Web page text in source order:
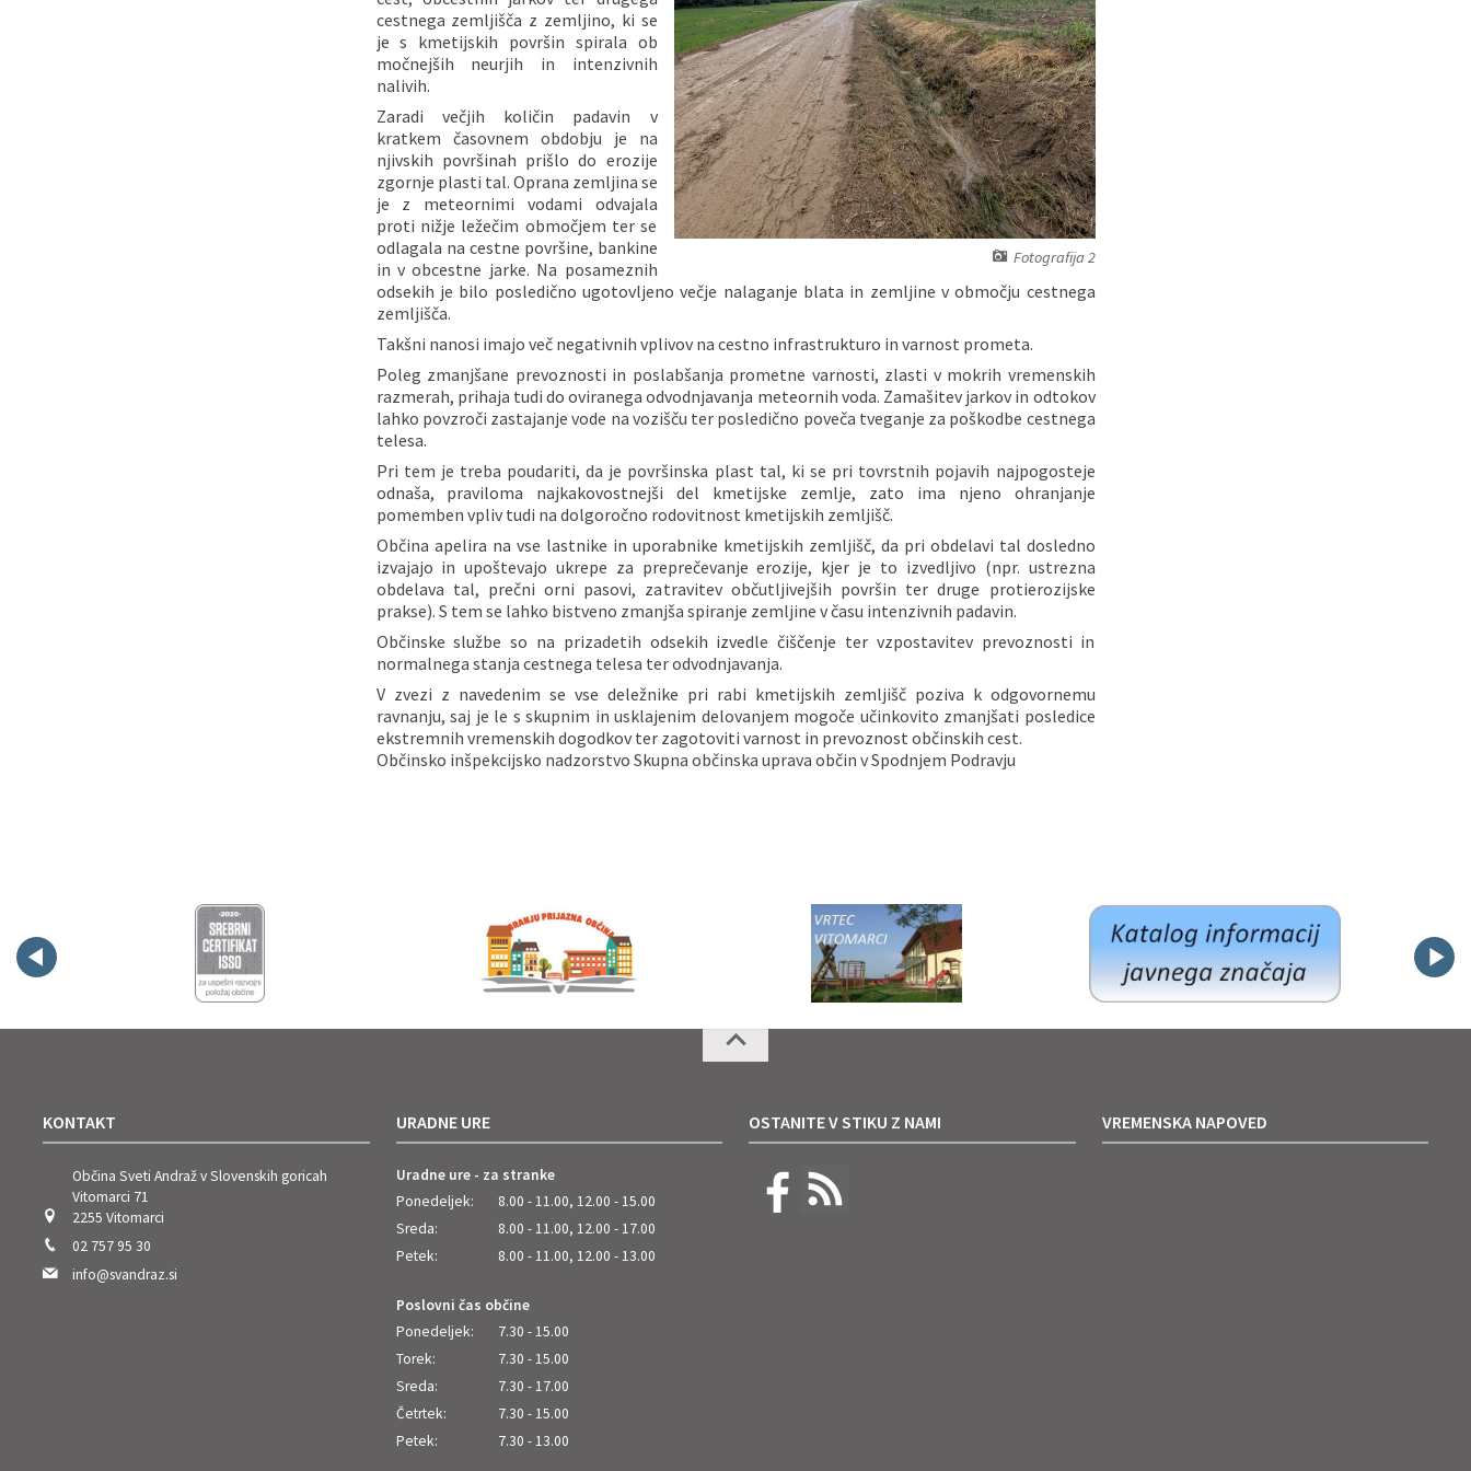
Fotografija 2
cestnega zemljišča z zemljino, ki se
je s kmetijskih površin spirala ob
močnejših neurjih in intenzivnih
nalivih.
Zaradi večjih količin padavin v
kratkem časovnem obdobju je na
njivskih površinah prišlo do erozije
zgornje plasti tal. Oprana zemljina se
je z meteornimi vodami odvajala
proti nižje ležečim območjem ter se
odlagala na cestne površine, bankine
in v obcestne jarke. Na posameznih
odsekih je bilo posledično ugotovljeno večje nalaganje blata in zemljine v območju cestnega
zemljišča.
Takšni nanosi imajo več negativnih vplivov na cestno infrastrukturo in varnost prometa.
Poleg zmanjšane prevoznosti in poslabšanja prometne varnosti, zlasti v mokrih vremenskih
razmerah, prihaja tudi do oviranega odvodnjavanja meteornih voda. Zamašitev jarkov in odtokov
lahko povzroči zastajanje vode na vozišču ter posledično poveča tveganje za poškodbe cestnega
telesa.
Pri tem je treba poudariti, da je površinska plast tal, ki se pri tovrstnih pojavih najpogosteje
odnaša, praviloma najkakovostnejši del kmetijske zemlje, zato ima njeno ohranjanje
pomemben vpliv tudi na dolgoročno rodovitnost kmetijskih zemljišč.
Občina apelira na vse lastnike in uporabnike kmetijskih zemljišč, da pri obdelavi tal dosledno
izvajajo in upoštevajo ukrepe za preprečevanje erozije, kjer je to izvedljivo (npr. ustrezna
obdelava tal, prečni orni pasovi, zatravitev občutljivejših površin ter druge protierozijske
prakse). S tem se lahko bistveno zmanjša spiranje zemljine v času intenzivnih padavin.
Občinske službe so na prizadetih odsekih izvedle čiščenje ter vzpostavitev prevoznosti in
normalnega stanja cestnega telesa ter odvodnjavanja.
V zvezi z navedenim se vse deležnike pri rabi kmetijskih zemljišč poziva k odgovornemu
ravnanju, saj je le s skupnim in usklajenim delovanjem mogoče učinkovito zmanjšati posledice
ekstremnih vremenskih dogodkov ter zagotoviti varnost in prevoznost občinskih cest.
Občinsko inšpekcijsko nadzorstvo Skupna občinska uprava občin v Spodnjem Podravju
KONTAKT
Občina Sveti Andraž v Slovenskih goricah
Vitomarci 71
2255 Vitomarci
02 757 95 30
info@svandraz.si
URADNE URE
Uradne ure - za stranke
Ponedeljek:
8.00 - 11.00, 12.00 - 15.00
Sreda:
8.00 - 11.00, 12.00 - 17.00
Petek:
8.00 - 11.00, 12.00 - 13.00
Poslovni čas občine
Ponedeljek:
7.30 - 15.00
Torek:
7.30 - 15.00
Sreda:
7.30 - 17.00
Četrtek:
7.30 - 15.00
Petek:
7.30 - 13.00
OSTANITE V STIKU Z NAMI VREMENSKA NAPOVED